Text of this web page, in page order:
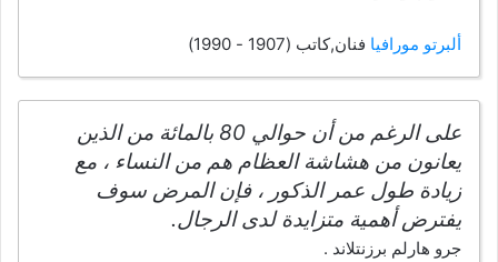
ألبرتو مورافيا فنان,كاتب (1907 - 1990)
على الرغم من أن حوالي 80 بالمائة من الذين
يعانون من هشاشة العظام هم من النساء ، مع
زيادة طول عمر الذكور ، فإن المرض سوف
يفترض أهمية متزايدة لدى الرجال.
جرو هارلم برزنتلاند .